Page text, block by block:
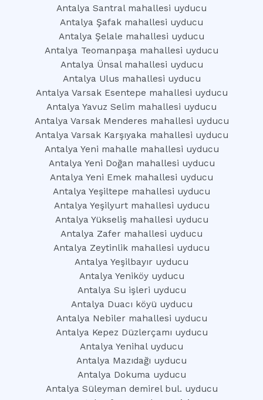
Antalya Santral mahallesi uyducu
Antalya Şafak mahallesi uyducu
Antalya Şelale mahallesi uyducu
Antalya Teomanpaşa mahallesi uyducu
Antalya Ünsal mahallesi uyducu
Antalya Ulus mahallesi uyducu
Antalya Varsak Esentepe mahallesi uyducu
Antalya Yavuz Selim mahallesi uyducu
Antalya Varsak Menderes mahallesi uyducu
Antalya Varsak Karşıyaka mahallesi uyducu
Antalya Yeni mahalle mahallesi uyducu
Antalya Yeni Doğan mahallesi uyducu
Antalya Yeni Emek mahallesi uyducu
Antalya Yeşiltepe mahallesi uyducu
Antalya Yeşilyurt mahallesi uyducu
Antalya Yükseliş mahallesi uyducu
Antalya Zafer mahallesi uyducu
Antalya Zeytinlik mahallesi uyducu
Antalya Yeşilbayır uyducu
Antalya Yeniköy uyducu
Antalya Su işleri uyducu
Antalya Duacı köyü uyducu
Antalya Nebiler mahallesi uyducu
Antalya Kepez Düzlerçamı uyducu
Antalya Yenihal uyducu
Antalya Mazıdağı uyducu
Antalya Dokuma uyducu
Antalya Süleyman demirel bul. uyducu